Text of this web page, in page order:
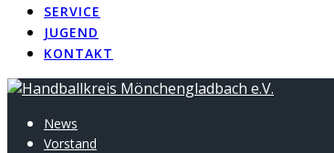
SERVICE
JUGEND
KONTAKT
News
Vorstand